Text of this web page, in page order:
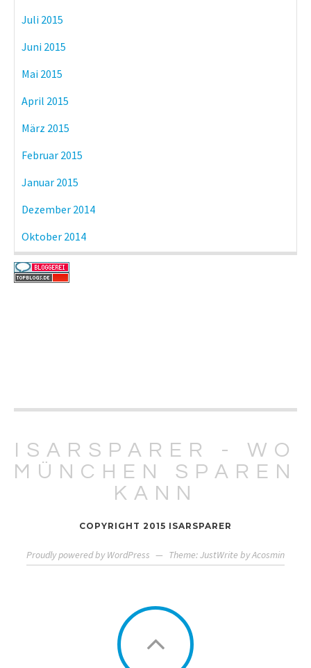
Juli 2015
Juni 2015
Mai 2015
April 2015
März 2015
Februar 2015
Januar 2015
Dezember 2014
Oktober 2014
ISARSPARER - WO
MÜNCHEN SPAREN
KANN
COPYRIGHT 2015 ISARSPARER
Proudly powered by WordPress — Theme: JustWrite byAcosmin